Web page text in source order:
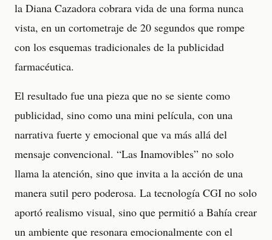
la Diana Cazadora cobrara vida de una forma nunca
vista, en un cortometraje de 20 segundos que rompe
con los esquemas tradicionales de la publicidad
farmacéutica.
El resultado fue una pieza que no se siente como
publicidad, sino como una mini película, con una
narrativa fuerte y emocional que va más allá del
mensaje convencional. “Las Inamovibles” no solo
llama la atención, sino que invita a la acción de una
manera sutil pero poderosa. La tecnología CGI no solo
aportó realismo visual, sino que permitió a Bahía crear
un ambiente que resonara emocionalmente con el